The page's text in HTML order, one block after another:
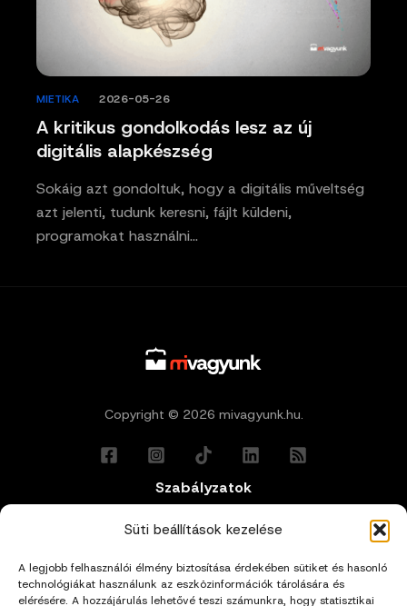
Süti beállítások kezelése
A legjobb felhasználói élmény biztosítása érdekében sütiket és hasonló
technológiákat használunk az eszközinformációk tárolására és
elérésére. A hozzájárulás lehetővé teszi számunkra, hogy statisztikai
A kritikus gondolkodás lesz az új
digitális alapkészség
MIETIKA 2026-05-26
Sokáig azt gondoltuk, hogy a digitális műveltség
azt jelenti, tudunk keresni, fájlt küldeni,
programokat használni…
Copyright © 2026 mivagyunk.hu.
Szabályzatok
Általános Felhasználási Feltételek
Adatkezelési Tájékoztató